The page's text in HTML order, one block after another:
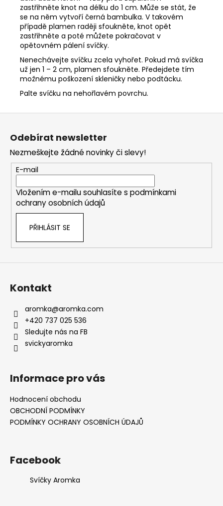
zastřihněte knot na délku do 1 cm. Může se stát, že
se na něm vytvoří černá bambulka. V takovém
případě plamen raději sfoukněte, knot opět
zastřihněte a poté můžete pokračovat v
opětovném pálení svíčky.
Nenechávejte svíčku zcela vyhořet. Pokud má svíčka
už jen 1 – 2 cm, plamen sfoukněte. Předejdete tím
možnému poškození skleničky nebo podtácku.
Palte svíčku na nehořlavém povrchu.
Z
Odebírat newsletter
Nezmeškejte žádné novinky či slevy!
E-mail
Vložením e-mailu souhlasíte s podmínkami
ochrany osobních údajů
PŘIHLÁSIT SE
Kontakt
aromka@aromka.com
+420 737 025 536
Sledujte nás na FB
svickyaromka
Informace pro vás
Hodnocení obchodu
OBCHODNÍ PODMÍNKY
PODMÍNKY OCHRANY OSOBNÍCH ÚDAJŮ
Facebook
Svíčky Aromka